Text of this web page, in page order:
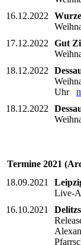
16.12.2022
17.12.2022
Gut
18.12.2022
Uhr
18.12.2022
Termine 2021
18.09.2021
Live-
16.10.2021